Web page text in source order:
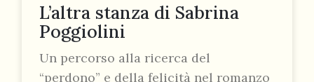
L’altra stanza di Sabrina
Poggiolini
Un percorso alla ricerca del
“perdono” e della felicità nel romanzo